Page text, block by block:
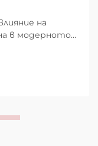
на
в модерното
в